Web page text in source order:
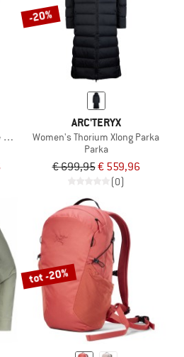
Crew S/S
-20%
ARC'TERYX
Women's Thorium Xlong Parka
Parka
€ 699,95€ 559,96
(0)
tot -20%